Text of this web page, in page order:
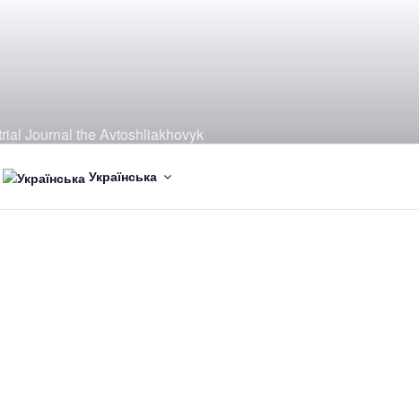
Journal the Avtoshliakhovyk
Українська